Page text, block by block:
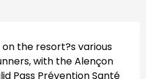
the resort?s various
with the Alençon
Pass Prévention Santé